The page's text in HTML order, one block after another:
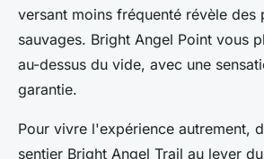
versant moins fréquenté révèle des
sauvages. Bright Angel Point vous
au-dessus du vide, avec une
garantie.
Pour vivre l'expérience autrement,
sentier Bright Angel Trail au lever